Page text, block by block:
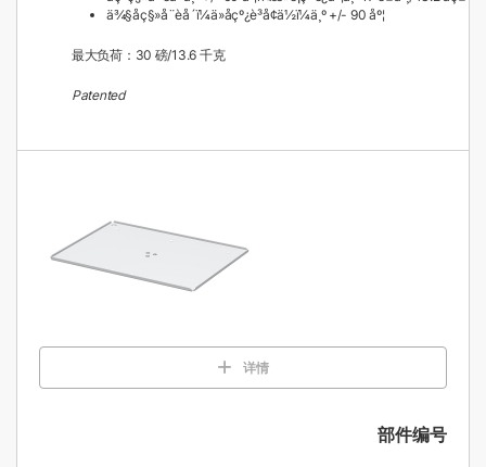
ä¾§åç§»å¨èå´ï¼ä»åçº¿è³å¢ä½ï¼ä¸º +/- 90 åº¦
最大负荷：30 磅/13.6 千克
Patented
详情
部件编号